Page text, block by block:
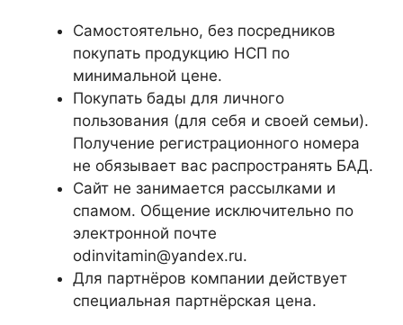
Самостоятельно, без посредников
покупать продукцию НСП по
минимальной цене.
Покупать бады для личного
пользования (для себя и своей семьи).
Получение регистрационного номера
не обязывает вас распространять БАД.
Сайт не занимается рассылками и
спамом. Общение исключительно по
электронной почте
odinvitamin@yandex.ru.
Для партнёров компании действует
специальная партнёрская цена.